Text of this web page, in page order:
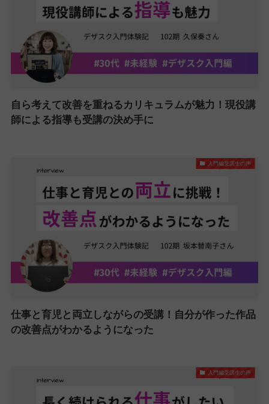
自ら考えて改善を重ねるカリキュラムが魅力！現役講
師による指導も受講の決め手に
入門編受講生の声
仕事と育児と両立しながらの受講！自分が作った作品
の改善点がわかるようになった
入門編受講生の声